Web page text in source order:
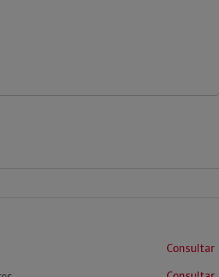
Consultar